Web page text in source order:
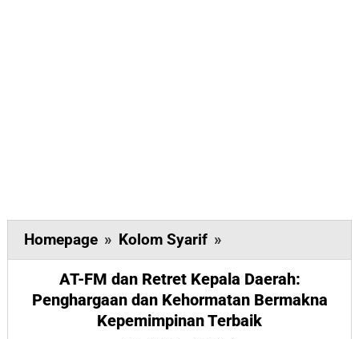
Homepage » Kolom Syarif »
FM
dan
Retret
Kepala
AT-FM dan Retret Kepala Daerah:
Penghargaan dan Kehormatan Bermakna
Kepemimpinan Terbaik